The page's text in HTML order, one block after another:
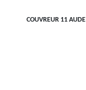
COUVREUR 11 AUDE